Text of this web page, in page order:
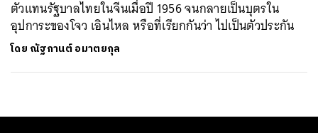
ตัวแทนรัฐบาลไทยในจีนเมื่อปี 1956 จนกลายเป็นบุตรใน
อุปการะของโจว เอินไหล หรือที่เรียกกันว่า ไปเป็นตัวประกัน
โดย ณัฐกานต์ อมาตยกุล